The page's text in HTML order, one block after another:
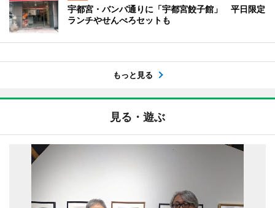
宇都宮・バンバ通りに「宇都宮餃子館」 平日限定
ランチやせんべろセットも
もっと見る
見る・遊ぶ